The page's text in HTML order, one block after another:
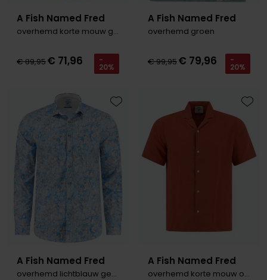
A Fish Named Fred
overhemd korte mouw geel
€ 89,95€ 71,96 -
20%
A Fish Named Fred
overhemd groen
€ 99,95€ 79,96 -
20%
A Fish Named Fred
overhemd lichtblauw geprint
Toevoegen aan favorieten
A Fish Named Fred
overhemd korte mouw oranje